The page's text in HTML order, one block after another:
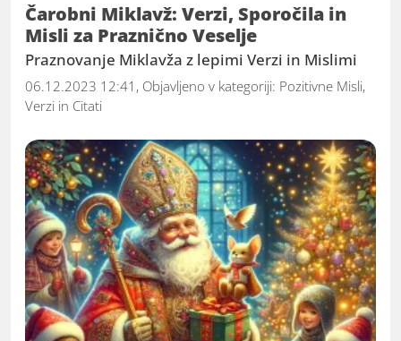
Čarobni Miklavž: Verzi, Sporočila in
Misli za Praznično Veselje
Praznovanje Miklavža z lepimi Verzi in Mislimi
06.12.2023 12:41, Objavljeno v kategoriji: Pozitivne Misli,
Verzi in Citati